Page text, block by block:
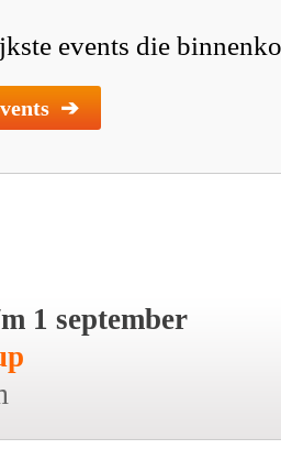
events die
➔
1 september